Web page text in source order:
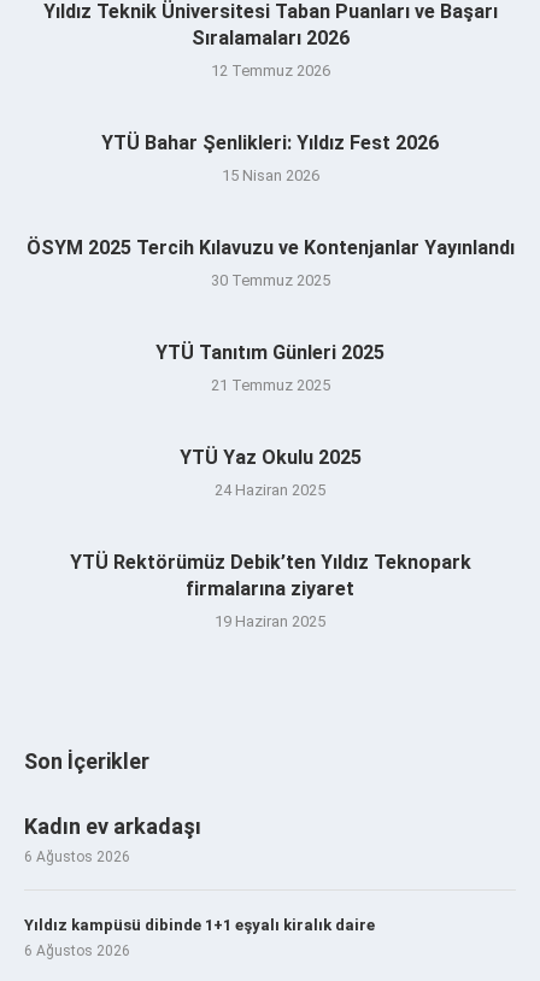
Yıldız Teknik Üniversitesi Taban Puanları ve Başarı
Sıralamaları 2026
12 Temmuz 2026
YTÜ Bahar Şenlikleri: Yıldız Fest 2026
15 Nisan 2026
ÖSYM 2025 Tercih Kılavuzu ve Kontenjanlar Yayınlandı
30 Temmuz 2025
YTÜ Tanıtım Günleri 2025
21 Temmuz 2025
YTÜ Yaz Okulu 2025
24 Haziran 2025
YTÜ Rektörümüz Debik’ten Yıldız Teknopark
firmalarına ziyaret
19 Haziran 2025
Son İçerikler
Kadın ev arkadaşı
6 Ağustos 2026
Yıldız kampüsü dibinde 1+1 eşyalı kiralık daire
6 Ağustos 2026